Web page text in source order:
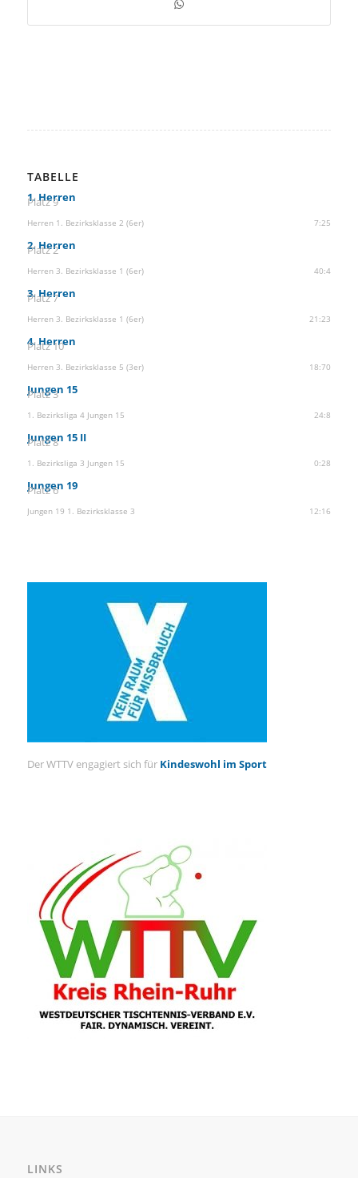
TABELLE
1. Herren
Platz 9
Herren 1. Bezirksklasse 2 (6er) 7:25
2. Herren
Platz 2
Herren 3. Bezirksklasse 1 (6er) 40:4
3. Herren
Platz 7
Herren 3. Bezirksklasse 1 (6er) 21:23
4. Herren
Platz 10
Herren 3. Bezirksklasse 5 (3er) 18:70
Jungen 15
Platz 3
1. Bezirksliga 4 Jungen 15 24:8
Jungen 15 II
Platz 8
1. Bezirksliga 3 Jungen 15 0:28
Jungen 19
Platz 6
Jungen 19 1. Bezirksklasse 3 12:16
Der WTTV engagiert sich für Kindeswohl im Sport
LINKS